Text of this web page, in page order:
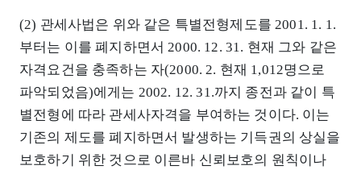
(2) 관세사법은 위와 같은 특별전형제도를 2001. 1. 1.
부터는 이를 폐지하면서 2000. 12. 31. 현재 그와 같은
자격요건을 충족하는 자(2000. 2. 현재 1,012명으로
파악되었음)에게는 2002. 12. 31.까지 종전과 같이 특
별전형에 따라 관세사자격을 부여하는 것이다. 이는
기존의 제도를 폐지하면서 발생하는 기득권의 상실을
보호하기 위한 것으로 이른바 신뢰보호의 원칙이나